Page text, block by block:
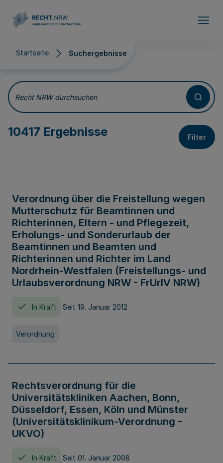
Startseite Suchergebnisse
Suchergebnisse
Recht NRW durchsuchen
10417 Ergebnisse Filter
Verordnung über die Freistellung wegen
Mutterschutz für Beamtinnen und
Richterinnen, Eltern - und Pflegezeit,
Erholungs- und Sonderurlaub der
Beamtinnen und Beamten und
Richterinnen und Richter im Land
Nordrhein-Westfalen (Freistellungs- und
Urlaubsverordnung NRW - FrUrlV NRW)
In Kraft Seit 19. Januar 2012
Verordnung
Rechtsverordnung für die
Universitätskliniken Aachen, Bonn,
Düsseldorf, Essen, Köln und Münster
(Universitätsklinikum-Verordnung -
UKVO)
In Kraft Seit 01. Januar 2008